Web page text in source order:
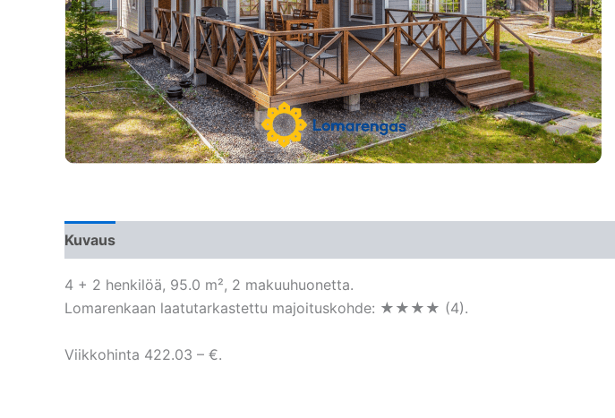
Kuvaus
4 + 2 henkilöä, 95.0 m², 2 makuuhuonetta.
Lomarenkaan laatutarkastettu majoituskohde: ★★★★ (4).
Viikkohinta 422.03 – €.